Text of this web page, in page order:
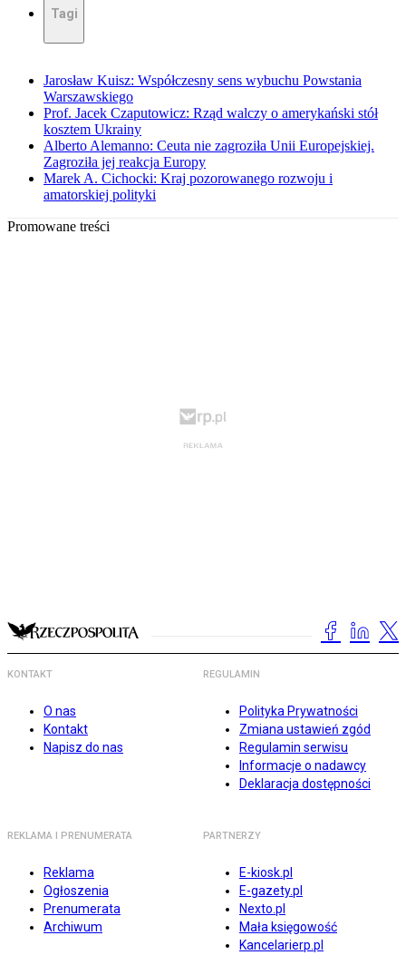
Tagi
Jarosław Kuisz: Współczesny sens wybuchu Powstania
Warszawskiego
Prof. Jacek Czaputowicz: Rząd walczy o amerykański stół
kosztem Ukrainy
Alberto Alemanno: Ceuta nie zagroziła Unii Europejskiej.
Zagroziła jej reakcja Europy
Marek A. Cichocki: Kraj pozorowanego rozwoju i
amatorskiej polityki
Promowane treści
KONTAKT
O nas
Kontakt
Napisz do nas
REGULAMIN
Polityka Prywatności
Zmiana ustawień zgód
Regulamin serwisu
Informacje o nadawcy
Deklaracja dostępności
REKLAMA I PRENUMERATA
Reklama
Ogłoszenia
Prenumerata
Archiwum
PARTNERZY
E-kiosk.pl
E-gazety.pl
Nexto.pl
Mała księgowość
Kancelarierp.pl